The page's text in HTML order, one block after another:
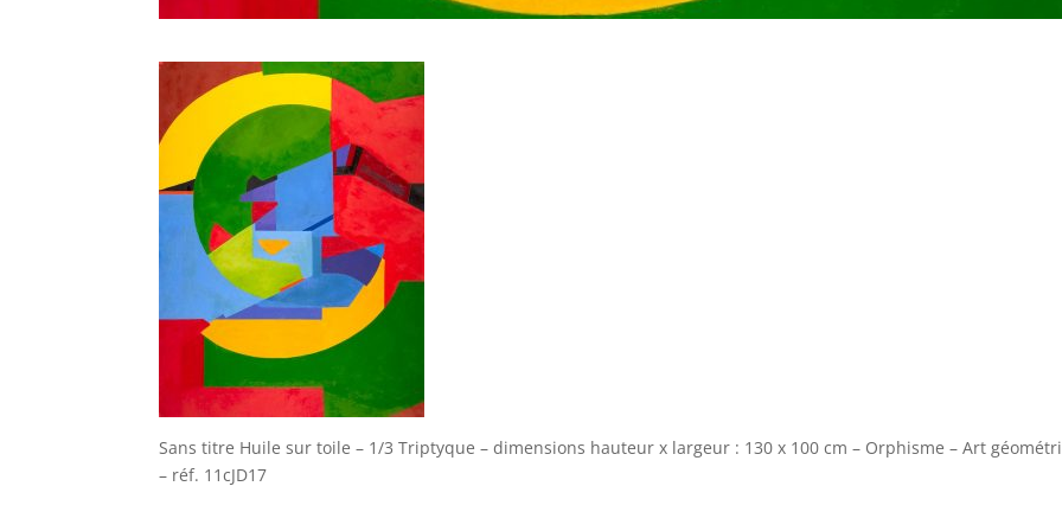
Sans titre Huile sur toile – 1/3 Triptyque – dimensions hauteur x largeur : 130 x 100 cm – Orphisme – Art
– réf. 11cJD17